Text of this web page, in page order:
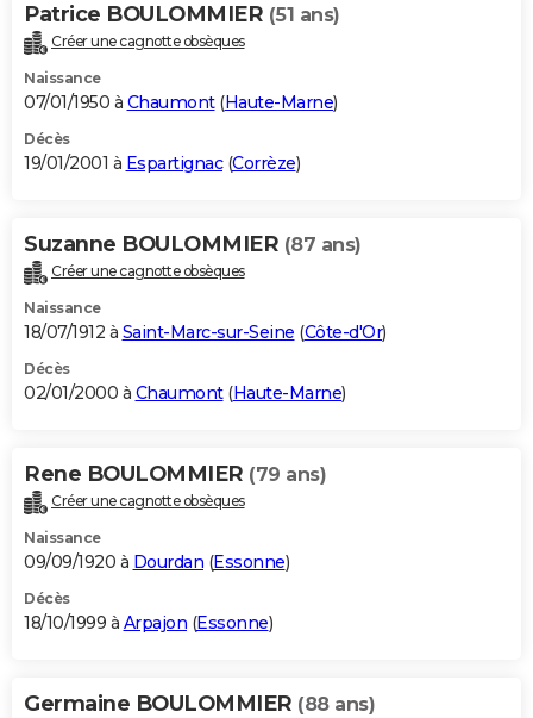
Patrice BOULOMMIER (51 ans)
Créer une cagnotte obsèques
Naissance
07/01/1950 à Chaumont(Haute-Marne)
Décès
19/01/2001 à Espartignac(Corrèze)
Suzanne BOULOMMIER (87 ans)
Créer une cagnotte obsèques
Naissance
18/07/1912 à Saint-Marc-sur-Seine (Côte-d'Or)
Décès
02/01/2000 à Chaumont(Haute-Marne)
Rene BOULOMMIER (79 ans)
Créer une cagnotte obsèques
Naissance
09/09/1920 à Dourdan (Essonne)
Décès
18/10/1999 à Arpajon (Essonne)
Germaine BOULOMMIER (88 ans)